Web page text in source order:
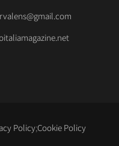
Policy;Cookie Policy